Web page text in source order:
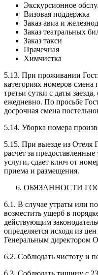
Экскурсионное
Визовая поддержка
Заказ авиа и
Заказ театральных
Заказ такси
Прачечная
Химчистка
5.13. При проживании
категориях номеров смена
третьи сутки с даты
ежедневно. По просьбе
досрочная смена
5.14. Уборка номера
5.15. При выезде из Отеля
расчет за
услуги, сдает ключ от
приема и размещения.
ОБЯЗАННОСТИ
6.1. В случае утраты или
возместить ущерб в
действующим
определяется исходя из
Генеральным директором
6.2. Соблюдать чистоту и
6.3. Соблюдать тишину с